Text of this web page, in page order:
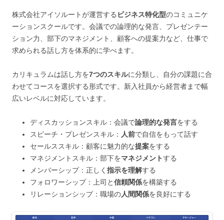
株式会社アイソルートが運営する ビジネス特化型のコミュニケ
ーションスクールです。会議での論理的な発言、プレゼンテー
ション力、部下のマネジメント、顧客への提案力など、仕事で
求められる話し方を体系的に学べます。
カリキュラムは話し方を7つのスキルに分類し、自分の課題に合
わせてコースを選択する形式です。新入社員から経営者まで幅
広いレベルに対応しています。
ディスカッションスキル：会議で論理的な発言をする
スピーチ・プレゼンスキル： 人前で自信をもって話す
セールススキル：顧客に魅力的な提案をする
マネジメントスキル：部下をマネジメントする
メンバーシップ：正しく 指示を理解する
フォロワーシップ：上司と信頼関係を構築する
リレーションシップ：職場の人間関係を良好にする